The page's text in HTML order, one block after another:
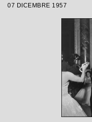
Margherita
stata
1958 del Teatro
07 DICEMBRE 1957